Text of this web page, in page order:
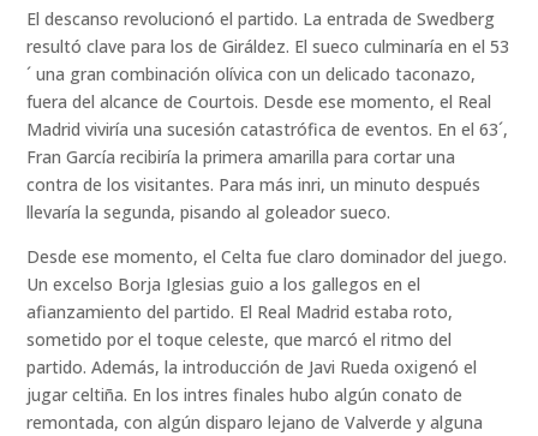
El descanso revolucionó el partido. La entrada de Swedberg
resultó clave para los de Giráldez. El sueco culminaría en el 53
´ una gran combinación olívica con un delicado taconazo,
fuera del alcance de Courtois. Desde ese momento, el Real
Madrid viviría una sucesión catastrófica de eventos. En el 63´,
Fran García recibiría la primera amarilla para cortar una
contra de los visitantes. Para más inri, un minuto después
llevaría la segunda, pisando al goleador sueco.
Desde ese momento, el Celta fue claro dominador del juego.
Un excelso Borja Iglesias guio a los gallegos en el
afianzamiento del partido. El Real Madrid estaba roto,
sometido por el toque celeste, que marcó el ritmo del
partido. Además, la introducción de Javi Rueda oxigenó el
jugar celtiña. En los intres finales hubo algún conato de
remontada, con algún disparo lejano de Valverde y alguna